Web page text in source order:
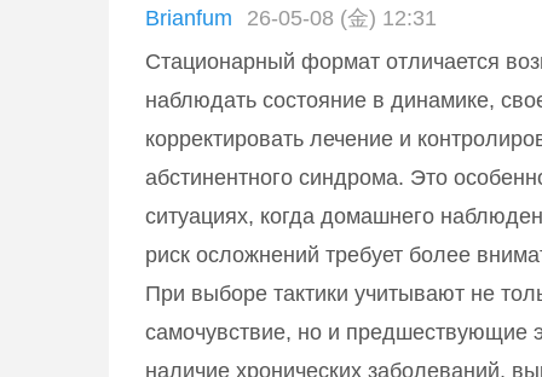
Brianfum
26-05-08 (金) 12:31
Стационарный формат отличается
наблюдать состояние в динамике,
корректировать лечение и
абстинентного синдрома. Это
ситуациях, когда домашнего
риск осложнений требует более
При выборе тактики учитывают не
самочувствие, но и предшествующие
наличие хронических заболеваний,